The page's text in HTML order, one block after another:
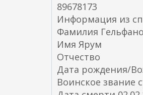
89678173
Информация из
Фамилия
Имя Ярум
Отчество
Дата рождения/
Воинское звание